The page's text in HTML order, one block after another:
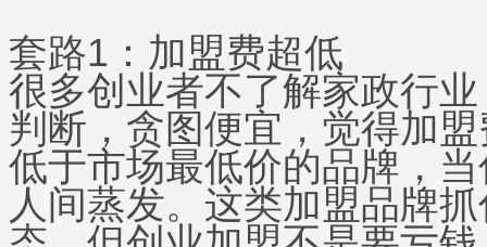
套路1：加盟费超低
很多创业者不了解家政行
判断，贪图便宜，觉得加
低于市场最低价的品牌，
人间蒸发。这类加盟品牌